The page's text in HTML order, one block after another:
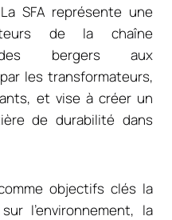
SFA représente une
de la chaîne
des bergers aux
les transformateurs,
et vise à créer un
de durabilité dans
objectifs clés la
l’environnement, la